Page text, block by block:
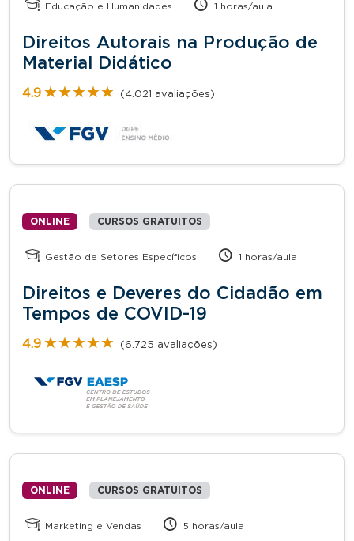
Educação e Humanidades 1 horas/aula
Direitos Autorais na Produção de
Material Didático
4.9 ★★★★★
★★★★★ (4.021 avaliações)
ONLINE CURSOS GRATUITOS
Gestão de Setores Específicos 1 horas/aula
Direitos e Deveres do Cidadão em
Tempos de COVID-19
4.9 ★★★★★
★★★★★ (6.725 avaliações)
ONLINE CURSOS GRATUITOS
Marketing e Vendas 5 horas/aula